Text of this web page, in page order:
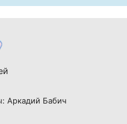
Аркадий Бабич